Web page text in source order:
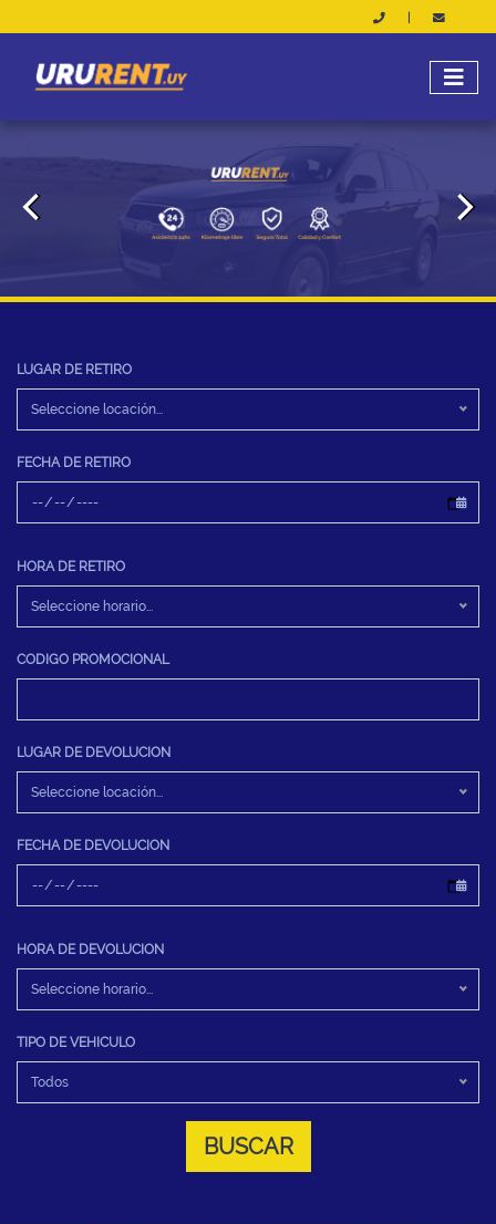
LUGAR DE RETIRO
Seleccione locación...
FECHA DE RETIRO
HORA DE RETIRO
Seleccione horario...
CODIGO PROMOCIONAL
LUGAR DE DEVOLUCION
Seleccione locación...
FECHA DE DEVOLUCION
HORA DE DEVOLUCION
Seleccione horario...
TIPO DE VEHICULO
Todos
BUSCAR